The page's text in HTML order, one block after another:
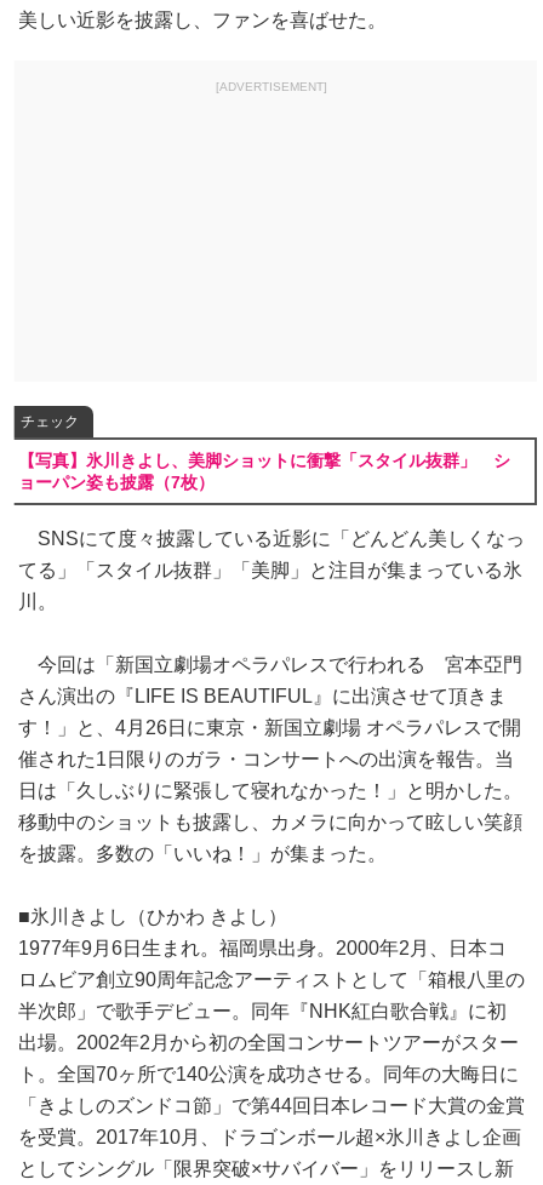
美しい近影を披露し、ファンを喜ばせた。
[ADVERTISEMENT]
チェック
【写真】氷川きよし、美脚ショットに衝撃「スタイル抜群」 シ
ョーパン姿も披露（7枚）
SNSにて度々披露している近影に「どんどん美しくなっ
てる」「スタイル抜群」「美脚」と注目が集まっている氷
川。
今回は「新国立劇場オペラパレスで行われる 宮本亞門
さん演出の『LIFE IS BEAUTIFUL』に出演させて頂きま
す！」と、4月26日に東京・新国立劇場 オペラパレスで開
催された1日限りのガラ・コンサートへの出演を報告。当
日は「久しぶりに緊張して寝れなかった！」と明かした。
移動中のショットも披露し、カメラに向かって眩しい笑顔
を披露。多数の「いいね！」が集まった。
■氷川きよし（ひかわ きよし）
1977年9月6日生まれ。福岡県出身。2000年2月、日本コ
ロムビア創立90周年記念アーティストとして「箱根八里の
半次郎」で歌手デビュー。同年『NHK紅白歌合戦』に初
出場。2002年2月から初の全国コンサートツアーがスター
ト。全国70ヶ所で140公演を成功させる。同年の大晦日に
「きよしのズンドコ節」で第44回日本レコード大賞の金賞
を受賞。2017年10月、ドラゴンボール超×氷川きよし企画
としてシングル「限界突破×サバイバー」をリリースし新